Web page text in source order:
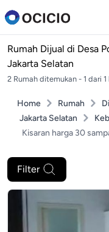
Rumah Dijual di Desa
Jakarta Selatan
2 Rumah ditemukan - 1 dari
Home Rumah
Jakarta Selatan
Kisaran harga 30
Filter